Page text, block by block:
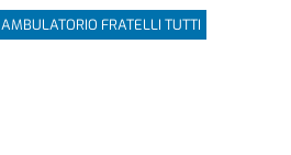
AMBULATORIO FRATELLI TUTTI